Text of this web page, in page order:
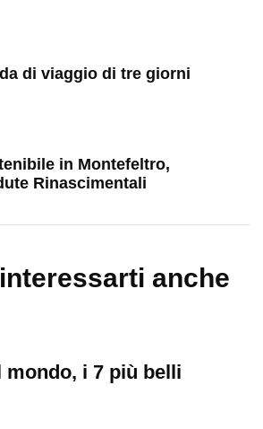
di viaggio di tre giorni
in Montefeltro,
Rinascimentali
anche
mondo, i 7 più belli